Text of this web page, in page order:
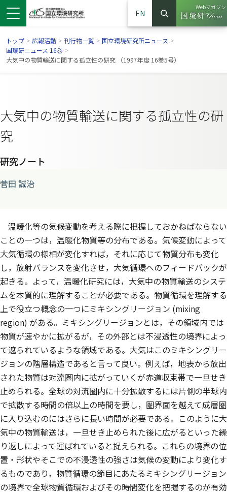
ウで開きます）
ンドウで開きます）
ウインドウで開きます）
EN
サイト内検索
検索
Webマガジン
（別ウイ
トップ > 広報活動 > 刊行物一覧 > 国立環境研究所ニュース >
国環研ニュース 16巻 >
大気中の物質輸送に関する孤立性の研究 （1997年度 16巻5号）
大気中の物質輸送に関する孤立性の研
究
研究ノート
菅田 誠治
温暖化等の気候変動を考える際に把握しておかねばならない
ことの一つは，温暖化物質等の分布である。気候変動によって
大気循環の様相が変化すれば，それに応じて物質分布も変化
し，放射バランスを変化させ，大気循環へのフィードバックが
起きる。よって，温暖化研究には，大気中の物質輸送のシステ
ムを本質的に理解することが必要である。物質循環を理解する
上で役立つ概念の一つにミキシングリージョン (mixing
region) がある。ミキシングリージョンとは，その領域内では
物質が速やかに拡がるが，その外部とは不浸透性の境界によっ
て遮られているような領域である。大気はこのミキシングリー
ジョンの階層構造であると言って良い。例えば，地表から放出
された物質は対流圏内に拡がっていくが赤道収束帯で一旦せき
止められる。全球の対流圏内に十分拡散するには片側の半球内
で拡散する時間の倍以上の時間を要し，圏界面を越えて成層圏
に入り込むのにはさらに長い時間が必要である。このように大
気中の物質輸送は，一旦せき止められた後に広がるといった繰
り返しによって運ばれていると捉えられる。これらの境界の位
置・形状やそこでの不浸透性の強さは気候の変動により変化す
るものであり，物質循環の節目にあたるミキシングリージョン
の境界で全球物質循環およびその時間変化を把握するのが有効